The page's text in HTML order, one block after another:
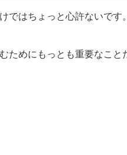
ではちょっと心許ないです
ためにもっとも重要なこと